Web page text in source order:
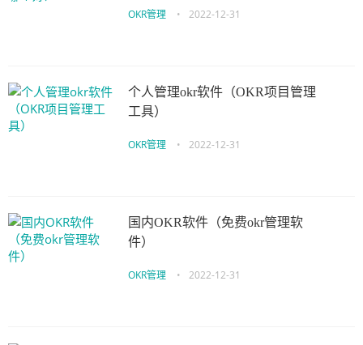
OKR管理 • 2022-12-31
个人管理okr软件（OKR项目管理
工具）
OKR管理 • 2022-12-31
国内OKR软件（免费okr管理软
件）
OKR管理 • 2022-12-31